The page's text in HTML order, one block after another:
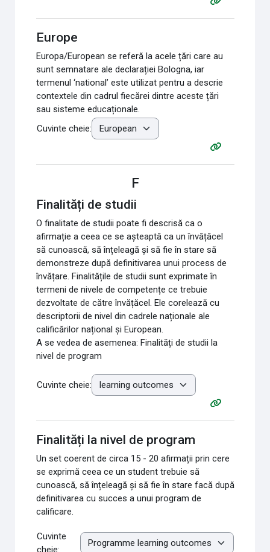
Europe
Europa/European se referă la acele țări care au
sunt semnatare ale declarației Bologna, iar
termenul ‘national’ este utilizat pentru a descrie
contextele din cadrul fiecărei dintre aceste țări
sau sisteme educaționale.
Cuvinte cheie:
F
Finalități de studii
O finalitate de studii poate fi descrisă ca o
afirmație a ceea ce se așteaptă ca un învățăcel
să cunoască, să înțeleagă și să fie în stare să
demonstreze după definitivarea unui process de
învățare. Finalitățile de studii sunt exprimate în
termeni de nivele de competențe ce trebuie
dezvoltate de către învățăcel. Ele corelează cu
descriptorii de nivel din cadrele naționale ale
calificărilor național și European.
A se vedea de asemenea: Finalități de studii la
nivel de program
Cuvinte cheie:
Finalități la nivel de program
Un set coerent de circa 15 - 20 afirmații prin cere
se exprimă ceea ce un student trebuie să
cunoască, să înțeleagă și să fie în stare facă după
definitivarea cu succes a unui program de
calificare.
Cuvinte
cheie: